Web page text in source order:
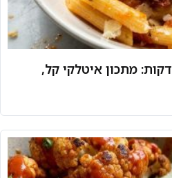
פסטה בסיר אחד ב-25 דקות: מתכון איטלקי קל,